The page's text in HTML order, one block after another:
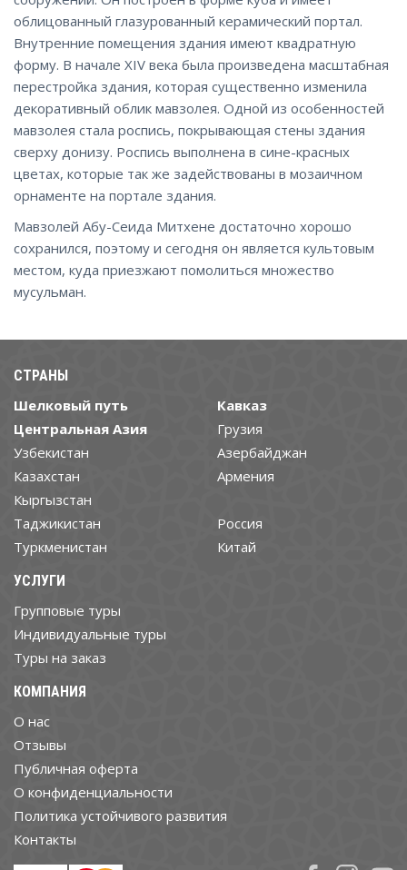
облицованный глазурованный керамический портал.
Внутренние помещения здания имеют квадратную
форму. В начале XIV века была произведена масштабная
перестройка здания, которая существенно изменила
декоративный облик мавзолея. Одной из особенностей
мавзолея стала роспись, покрывающая стены здания
сверху донизу. Роспись выполнена в сине-красных
цветах, которые так же задействованы в мозаичном
орнаменте на портале здания.
Мавзолей Абу-Сеида Митхене достаточно хорошо
сохранился, поэтому и сегодня он является культовым
местом, куда приезжают помолиться множество
мусульман.
СТРАНЫ
Шелковый путь
Центральная Азия
Узбекистан
Казахстан
Кыргызстан
Таджикистан
Туркменистан
Кавказ
Грузия
Азербайджан
Армения
Россия
Китай
УСЛУГИ
Групповые туры
Индивидуальные туры
Туры на заказ
КОМПАНИЯ
О нас
Отзывы
Публичная оферта
О конфиденциальности
Политика устойчивого развития
Контакты